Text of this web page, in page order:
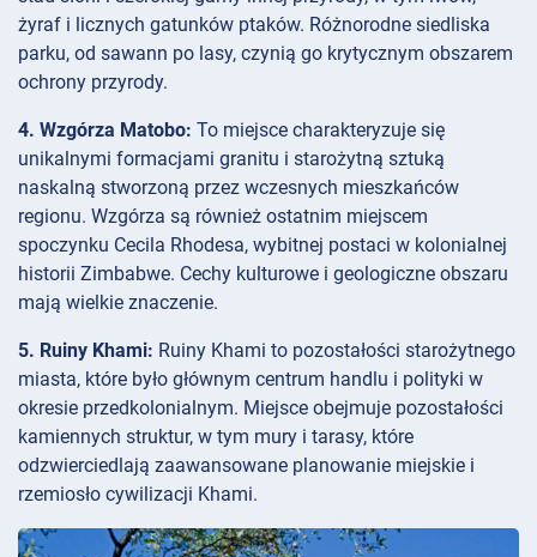
żyraf i licznych gatunków ptaków. Różnorodne siedliska
parku, od sawann po lasy, czynią go krytycznym obszarem
ochrony przyrody.
4. Wzgórza Matobo: To miejsce charakteryzuje się
unikalnymi formacjami granitu i starożytną sztuką
naskalną stworzoną przez wczesnych mieszkańców
regionu. Wzgórza są również ostatnim miejscem
spoczynku Cecila Rhodesa, wybitnej postaci w kolonialnej
historii Zimbabwe. Cechy kulturowe i geologiczne obszaru
mają wielkie znaczenie.
5. Ruiny Khami: Ruiny Khami to pozostałości starożytnego
miasta, które było głównym centrum handlu i polityki w
okresie przedkolonialnym. Miejsce obejmuje pozostałości
kamiennych struktur, w tym mury i tarasy, które
odzwierciedlają zaawansowane planowanie miejskie i
rzemiosło cywilizacji Khami.